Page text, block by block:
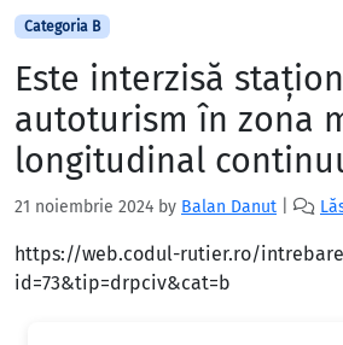
Categoria B
Este interzisă
autoturism în zona
longitudinal
21 noiembrie 2024 by Balan Danut
https://web.codul-rutier.ro/
id=73&tip=drpciv&cat=b